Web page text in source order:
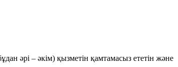
әрі – әкім) қызметін қамтамасыз ететін және